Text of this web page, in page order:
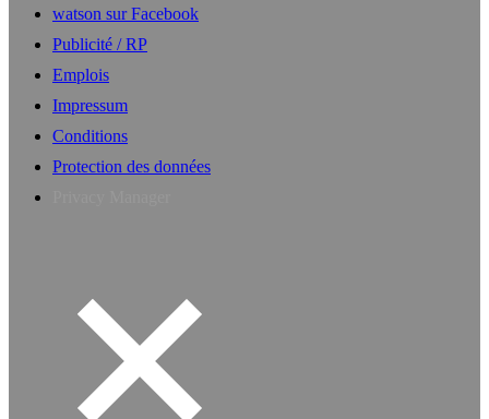
watson sur Facebook
Publicité / RP
Emplois
Impressum
Conditions
Protection des données